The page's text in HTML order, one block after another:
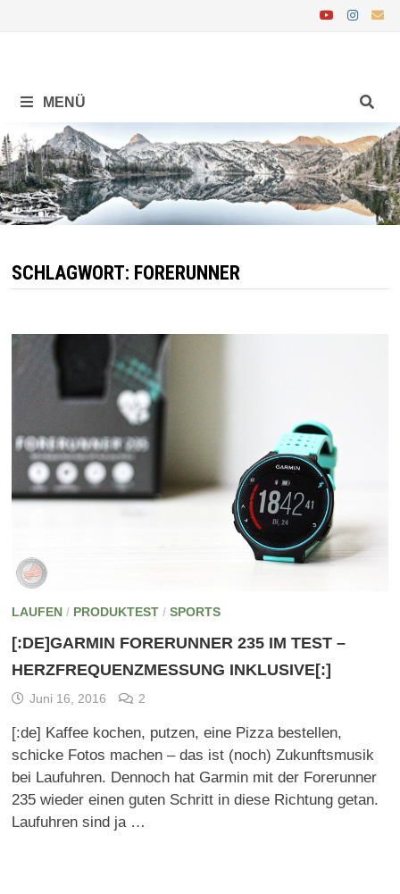
MENÜ
SCHLAGWORT: FORERUNNER
LAUFEN/ PRODUKTEST/ SPORTS
[:DE]GARMIN FORERUNNER 235 IM TEST –
HERZFREQUENZMESSUNG INKLUSIVE[:]
Juni 16, 2016 2
[:de] Kaffee kochen, putzen, eine Pizza bestellen,
schicke Fotos machen – das ist (noch) Zukunftsmusik
bei Laufuhren. Dennoch hat Garmin mit der Forerunner
235 wieder einen guten Schritt in diese Richtung getan.
Laufuhren sind ja …